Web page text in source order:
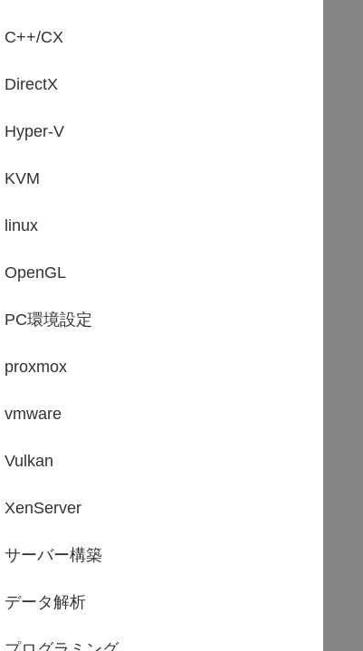
C++/CX
DirectX
Hyper-V
KVM
linux
OpenGL
PC環境設定
proxmox
vmware
Vulkan
XenServer
サーバー構築
データ解析